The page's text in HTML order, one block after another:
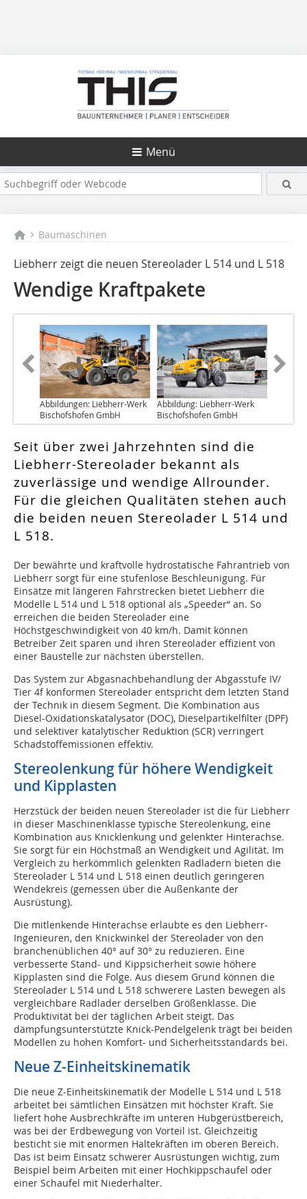
Menü
Baumaschinen
Liebherr zeigt die neuen Stereolader L 514 und L 518
Wendige Kraftpakete
Abbildungen: Liebherr-Werk
Bischofshofen GmbH
Abbildung: Liebherr-Werk
Bischofshofen GmbH
Seit über zwei Jahrzehnten sind die
Liebherr-Stereolader bekannt als
zuverlässige und wendige Allrounder.
Für die gleichen Qualitäten stehen auch
die beiden neuen Stereolader L 514 und
L 518.
Der bewährte und kraftvolle hydrostatische Fahrantrieb von
Liebherr sorgt für eine stufenlose Beschleunigung. Für
Einsätze mit längeren Fahrstrecken bietet Liebherr die
Modelle L 514 und L 518 optional als „Speeder“ an. So
erreichen die beiden Stereolader eine
Höchstgeschwindigkeit von 40 km/h. Damit können
Betreiber Zeit sparen und ihren Stereolader effizient von
einer Baustelle zur nächsten überstellen.
Das System zur Abgasnachbehandlung der Abgasstufe IV/
Tier 4f konformen Stereolader entspricht dem letzten Stand
der Technik in diesem Segment. Die Kombination aus
Diesel-Oxidationskatalysator (DOC), Dieselpartikelfilter (DPF)
und selektiver katalytischer Reduktion (SCR) verringert
Schadstoffemissionen effektiv.
Stereolenkung für höhere Wendigkeit
und Kipplasten
Herzstück der beiden neuen Stereolader ist die für Liebherr
in dieser Maschinenklasse typische Stereolenkung, eine
Kombination aus Knicklenkung und gelenkter Hinterachse.
Sie sorgt für ein Höchstmaß an Wendigkeit und Agilität. Im
Vergleich zu herkömmlich gelenkten Radladern bieten die
Stereolader L 514 und L 518 einen deutlich geringeren
Wendekreis (gemessen über die Außenkante der
Ausrüstung).
Die mitlenkende Hinterachse erlaubte es den Liebherr-
Ingenieuren, den Knickwinkel der Stereolader von den
branchenüblichen 40° auf 30° zu reduzieren. Eine
verbesserte Stand- und Kippsicherheit sowie höhere
Kipplasten sind die Folge. Aus diesem Grund können die
Stereolader L 514 und L 518 schwerere Lasten bewegen als
vergleichbare Radlader derselben Größenklasse. Die
Produktivität bei der täglichen Arbeit steigt. Das
dämpfungsunterstützte Knick-Pendelgelenk trägt bei beiden
Modellen zu hohen Komfort- und Sicherheitsstandards bei.
Neue Z-Einheitskinematik
Die neue Z-Einheitskinematik der Modelle L 514 und L 518
arbeitet bei sämtlichen Einsätzen mit höchster Kraft. Sie
liefert hohe Ausbrechkräfte im unteren Hubgerüstbereich,
was bei der Erdbewegung von Vorteil ist. Gleichzeitig
besticht sie mit enormen Haltekräften im oberen Bereich.
Das ist beim Einsatz schwerer Ausrüstungen wichtig, zum
Beispiel beim Arbeiten mit einer Hochkippschaufel oder
einer Schaufel mit Niederhalter.